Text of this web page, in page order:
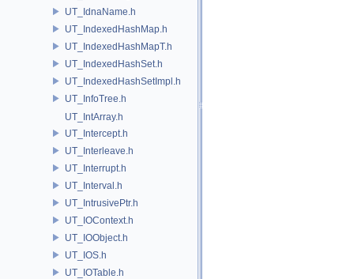
UT_IdnaName.h
UT_IndexedHashMap.h
UT_IndexedHashMapT.h
UT_IndexedHashSet.h
UT_IndexedHashSetImpl.h
UT_InfoTree.h
UT_IntArray.h
UT_Intercept.h
UT_Interleave.h
UT_Interrupt.h
UT_Interval.h
UT_IntrusivePtr.h
UT_IOContext.h
UT_IOObject.h
UT_IOS.h
UT_IOTable.h